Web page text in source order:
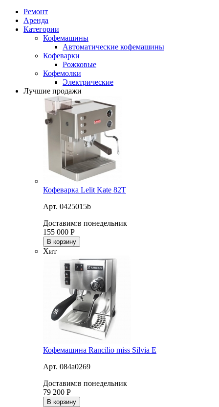
Ремонт
Аренда
Категории
Кофемашины
Автоматические кофемашины
Кофеварки
Рожковые
Кофемолки
Электрические
Лучшие продажи
Кофеварка Lelit Kate 82T
Арт. 0425015b
Доставим:в понедельник
155 000 Р
В корзину
Хит
Кофемашина Rancilio miss Silvia E
Арт. 084a0269
Доставим:в понедельник
79 200 Р
В корзину